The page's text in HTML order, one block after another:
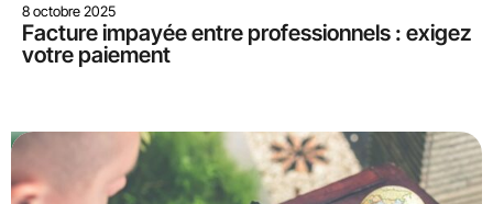
8 octobre 2025
Facture impayée entre professionnels : exigez
votre paiement